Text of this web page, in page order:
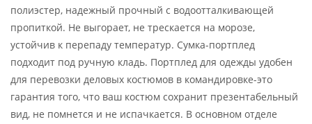
полиэстер, надежный прочный с водоотталкивающей
пропиткой. Не выгорает, не трескается на морозе,
устойчив к перепаду температур. Сумка-портплед
подходит под ручную кладь. Портплед для одежды удобен
для перевозки деловых костюмов в командировке-это
гарантия того, что ваш костюм сохранит презентабельный
вид, не помнется и не испачкается. В основном отделе